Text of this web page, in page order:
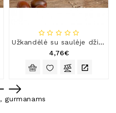
Užkandėlė su saulėje džiovintais pomidorais
4,76€
,gurmanams